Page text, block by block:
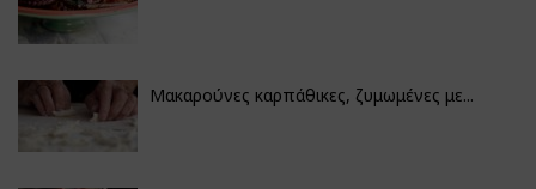
Μακαρούνες καρπάθικες, ζυμωμένες με...